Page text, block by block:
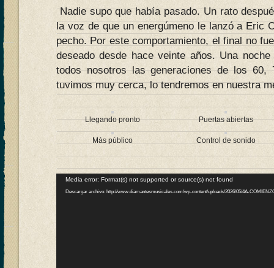
Nadie supo que había pasado. Un rato
la voz de que un energúmeno le lanzó a Eric
pecho. Por este comportamiento, el final no
deseado desde hace veinte años. Una
todos nosotros las generaciones de los
tuvimos muy cerca, lo tendremos en nuestra
Llegando pronto Puertas abiertas
Más público Control de sonido
Reproductor
Media error: Format(s) not supported or source(s) not found
Descargar archivo: http://www.diamantesmusicales.com/wp-content/uploads/2026/05/4A-